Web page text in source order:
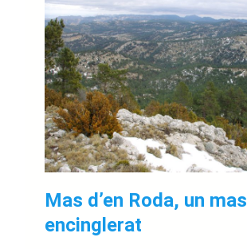
Mas d’en Roda, un mas
encinglerat